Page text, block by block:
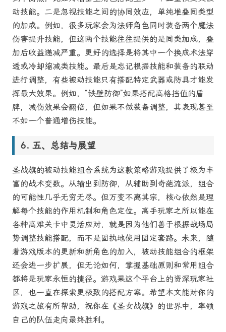
动技能。二是忽视技能之间的协同效应，单纯堆叠同类型
的加成。例如，很多玩家会为法师角色同时装备两个魔法
伤害提升技能，但这两个技能往往提供的是同类加成，叠
加后收益递减严重。更好的选择是将其中一个换成术法穿
透或冷却缩减类技能。最后是忘记根据技能和装备的联动
进行调整，有些被动技能只有搭配特定武器或防具才能发
挥最大效果。例如，“铁壁防御”如果搭配高格挡值的盾
牌，减伤效果会翻倍，但如果不做装备调整，其表现甚至
不如一个普通增伤技能。
五、总结与展望
圣战旗的被动技能组合系统为这款策略游戏提供了极为丰
富的战术变数。从输出到防御，从辅助到奇葩流派，组合
的可能性几乎无穷无尽。但万变不离其宗，核心依然是理
解每个技能的作用机制和角色定位。高手玩家之所以能在
各种高难关卡中灵活应对，就是因为他们善于根据战场局
势调整技能搭配，而不是固执地使用固定套路。未来，随
着游戏版本的更新和新角色的加入，被动技能组合的框架
还会进一步扩展，但无论如何，掌握基础原则和常用组合
都将是玩家永恒的捷径。游戏果这个平台上的资深玩家社
区，也一直在探索更极致的搭配方案。希望本文能对你的
游戏之旅有所帮助，祝你在《圣女战旗》的世界中，率领
自己的队伍走向最终胜利。